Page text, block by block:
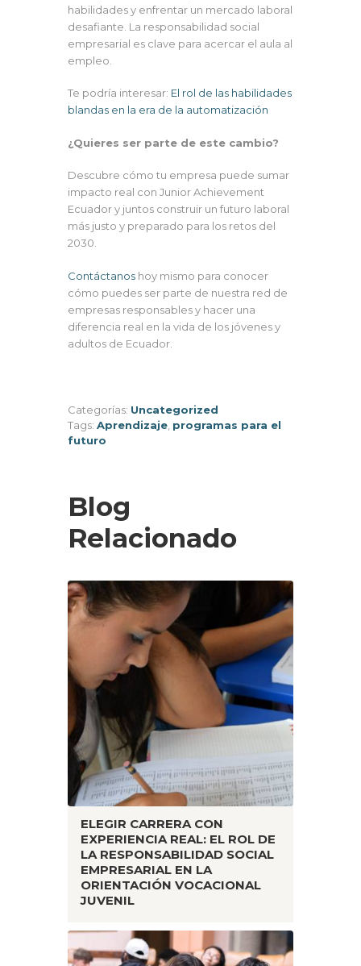
habilidades y enfrentar un mercado laboral
desafiante. La responsabilidad social
empresarial es clave para acercar el aula al
empleo.
Te podría interesar: El rol de las habilidades
blandas en la era de la automatización
¿Quieres ser parte de este cambio?
Descubre cómo tu empresa puede sumar
impacto real con Junior Achievement
Ecuador y juntos construir un futuro laboral
más justo y preparado para los retos del
2030.
Contáctanos hoy mismo para conocer
cómo puedes ser parte de nuestra red de
empresas responsables y hacer una
diferencia real en la vida de los jóvenes y
adultos de Ecuador.
Categorías: Uncategorized
Tags: Aprendizaje, programas para el
futuro
Blog
Relacionado
ELEGIR CARRERA CON
EXPERIENCIA REAL: EL ROL DE
LA RESPONSABILIDAD SOCIAL
EMPRESARIAL EN LA
ORIENTACIÓN VOCACIONAL
JUVENIL